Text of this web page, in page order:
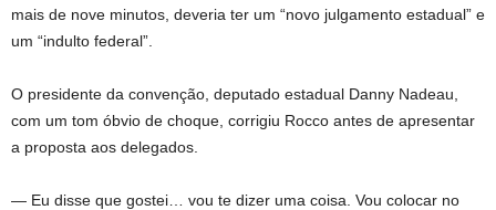
mais de nove minutos, deveria ter um “novo julgamento estadual” e
um “indulto federal”.
O presidente da convenção, deputado estadual Danny Nadeau,
com um tom óbvio de choque, corrigiu Rocco antes de apresentar
a proposta aos delegados.
— Eu disse que gostei… vou te dizer uma coisa. Vou colocar no